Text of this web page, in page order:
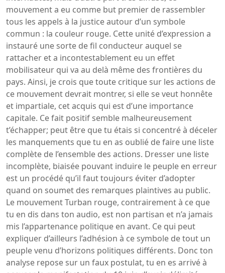
mouvement a eu comme but premier de rassembler
tous les appels à la justice autour d’un symbole
commun : la couleur rouge. Cette unité d’expression a
instauré une sorte de fil conducteur auquel se
rattacher et a incontestablement eu un effet
mobilisateur qui va au delà même des frontières du
pays. Ainsi, je crois que toute critique sur les actions de
ce mouvement devrait montrer, si elle se veut honnête
et impartiale, cet acquis qui est d’une importance
capitale. Ce fait positif semble malheureusement
t’échapper; peut être que tu étais si concentré à déceler
les manquements que tu en as oublié de faire une liste
complète de l’ensemble des actions. Dresser une liste
incomplète, biaisée pouvant induire le peuple en erreur
est un procédé qu’il faut toujours éviter d’adopter
quand on soumet des remarques plaintives au public.
Le mouvement Turban rouge, contrairement à ce que
tu en dis dans ton audio, est non partisan et n’a jamais
mis l’appartenance politique en avant. Ce qui peut
expliquer d’ailleurs l’adhésion à ce symbole de tout un
peuple venu d’horizons politiques différents. Donc ton
analyse repose sur un faux postulat, tu en es arrivé à